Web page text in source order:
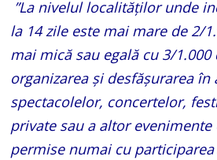
”La nivelul localităților unde
la 14 zile este mai mare de 2/
mai mică sau egală cu 3/
organizarea și desfășurarea în
spectacolelor, concertelor,
private sau a altor
permise numai cu